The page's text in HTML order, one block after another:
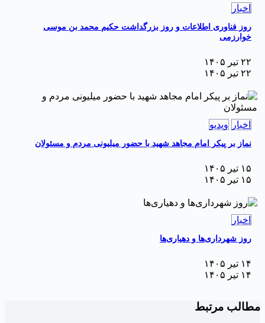
اخبار
روز فناوری اطلاعات و روز بزرگداشت حکیم محمد بن موسی
خوارزمی
۲۲ تیر ۱۴۰۵
۲۲ تیر ۱۴۰۵
اخبار ویدیو
نماز بر پیکر امام مجاهد شهید با حضور میلیونی مردم و مسئولان
۱۵ تیر ۱۴۰۵
۱۵ تیر ۱۴۰۵
اخبار
روز شهرداری‌ها و دهیاری‌ها
۱۴ تیر ۱۴۰۵
۱۴ تیر ۱۴۰۵
مرتبط